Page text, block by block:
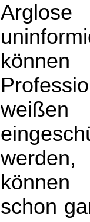
weißen
können
schon